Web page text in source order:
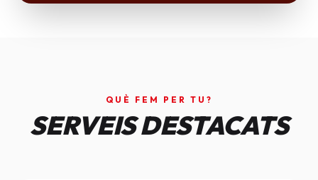
QUÈ FEM PER TU?
SERVEIS DESTACATS